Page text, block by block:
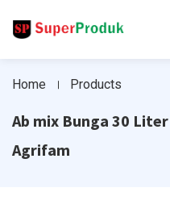
Home Products
Ab mix Bunga 30
Agrifam